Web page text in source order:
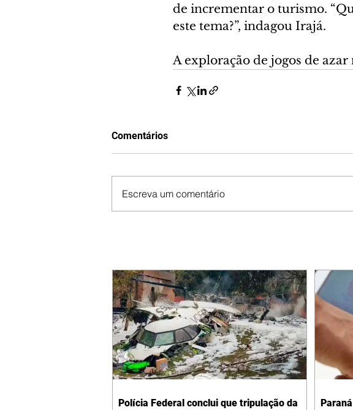
de incrementar o turismo.
este tema?”, indagou Irajá.
A exploração de jogos de
Comentários
Escreva um comentário
Polícia Federal conclui que tripulação da